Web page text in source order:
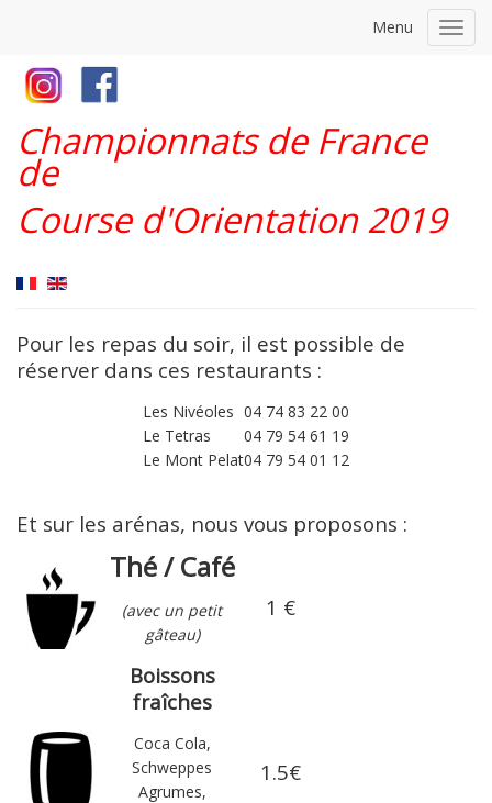
Menu
Championnats de France
de
Course d'Orientation 2019
​Pour les repas du soir, il est possible de
réserver dans ces restaurants :
Les Nivéoles 04 74 83 22 00
Le Tetras
04 79 54 61 19
Le Mont Pelat04 79 54 01 12
Et sur les arénas, nous vous proposons :
Thé / Café
(avec un petit
gâteau)
1 €
Boissons
fraîches
Coca Cola,
Schweppes
Agrumes,
1.5€